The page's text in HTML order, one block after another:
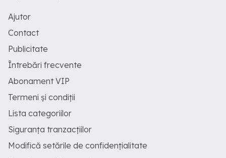
Ajutor
Contact
Publicitate
Întrebări frecvente
Abonament VIP
Termeni și condiții
Lista categoriilor
Siguranța tranzacțiilor
Modifică setările de confidențialitate